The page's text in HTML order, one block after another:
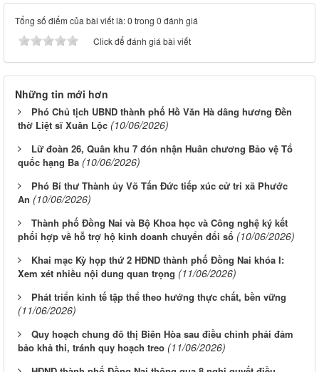
Tổng số điểm của bài viết là: 0 trong 0 đánh giá
Click để đánh giá bài viết
Những tin mới hơn
Phó Chủ tịch UBND thành phố Hồ Văn Hà dâng hương Đền
thờ Liệt sĩ Xuân Lộc (10/06/2026)
Lữ đoàn 26, Quân khu 7 đón nhận Huân chương Bảo vệ Tổ
quốc hạng Ba (10/06/2026)
Phó Bí thư Thành ủy Võ Tấn Đức tiếp xúc cử tri xã Phước
An (10/06/2026)
Thành phố Đồng Nai và Bộ Khoa học và Công nghệ ký kết
phối hợp về hỗ trợ hộ kinh doanh chuyển đổi số (10/06/2026)
Khai mạc Kỳ họp thứ 2 HĐND thành phố Đồng Nai khóa I:
Xem xét nhiều nội dung quan trọng (11/06/2026)
Phát triển kinh tế tập thể theo hướng thực chất, bền vững
(11/06/2026)
Quy hoạch chung đô thị Biên Hòa sau điều chỉnh phải đảm
bảo khả thi, tránh quy hoạch treo (11/06/2026)